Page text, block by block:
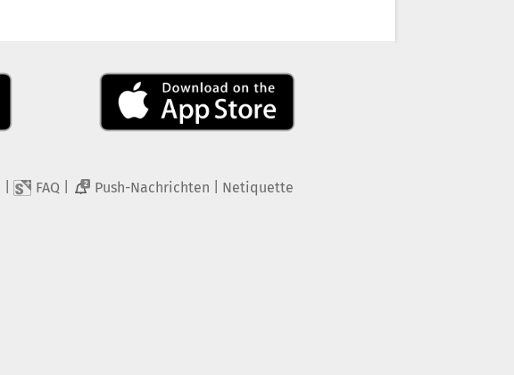
FAQ 2 Push-Nachrichten Netiquette